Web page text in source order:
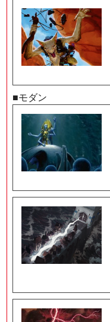
■モダン